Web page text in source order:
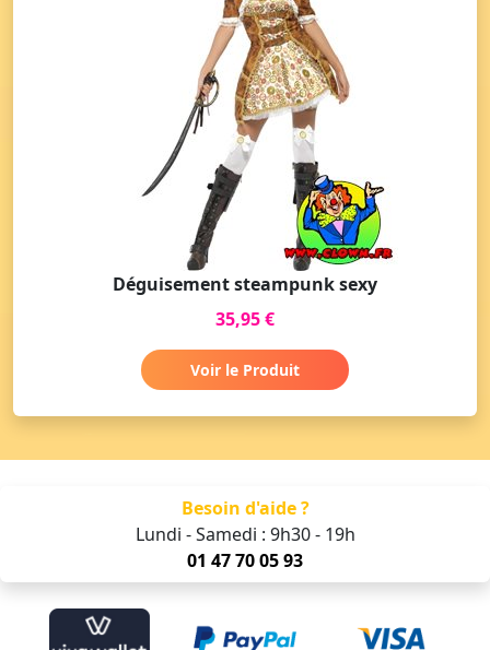
Déguisement steampunk sexy
35,95 €
Voir le Produit
Besoin d'aide ?
Lundi - Samedi : 9h30 - 19h
01 47 70 05 93